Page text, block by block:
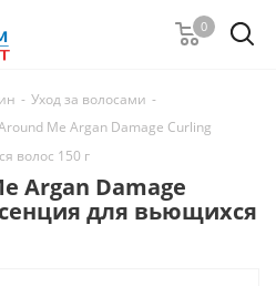
0
- Уход за волосами -
Around Me Argan Damage Curling
волос 150 г
Argan Damage
для вьющихся